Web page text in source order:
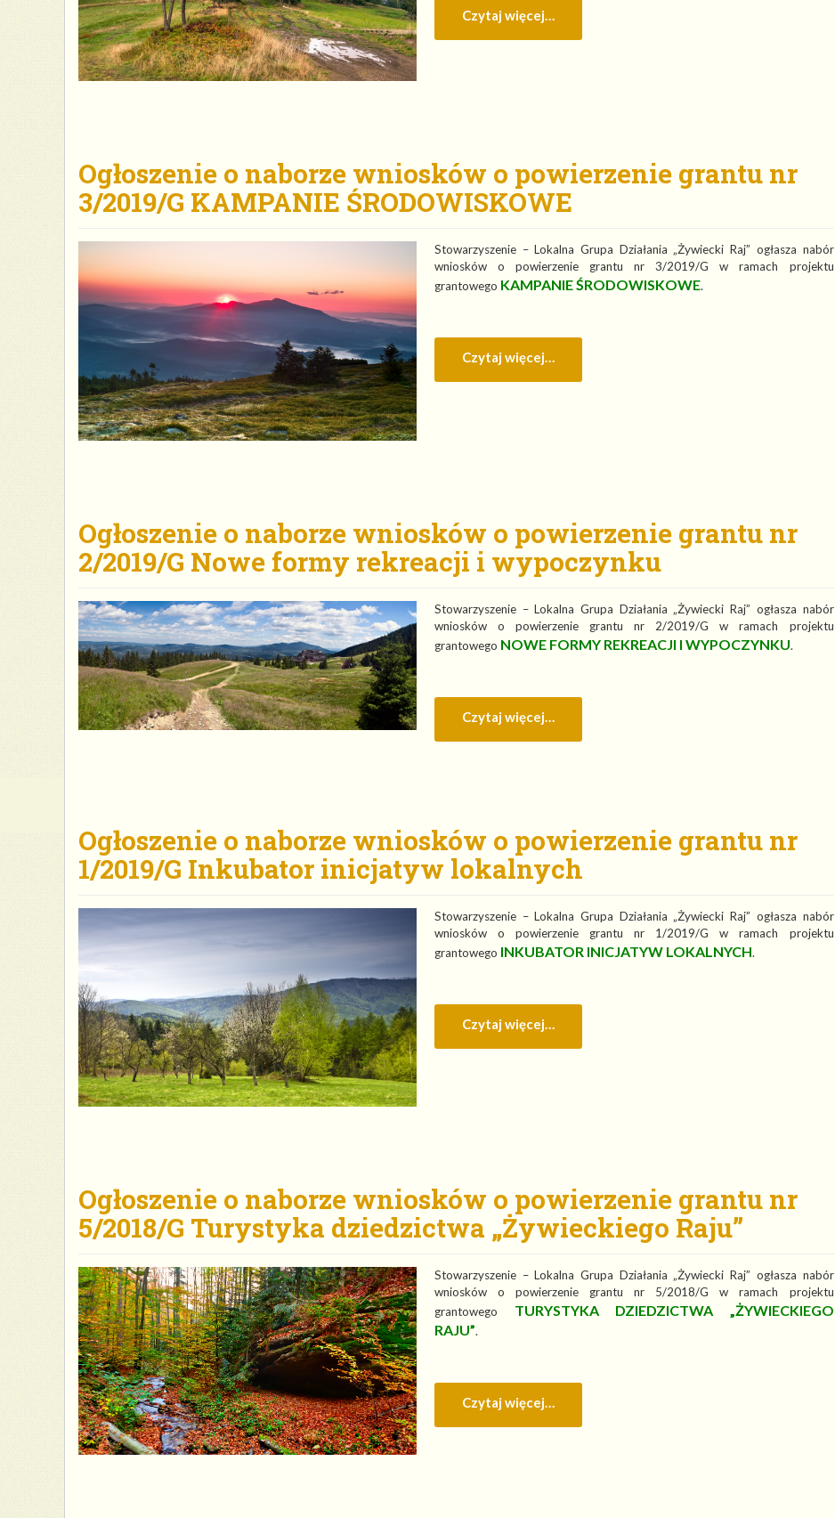
Czytaj więcej…
Ogłoszenie o naborze wniosków o powierzenie grantu nr
3/2019/G KAMPANIE ŚRODOWISKOWE
Stowarzyszenie – Lokalna Grupa Działania „Żywiecki Raj” ogłasza nabór
wniosków o powierzenie grantu nr 3/2019/G w ramach projektu
grantowego KAMPANIE ŚRODOWISKOWE.
Czytaj więcej…
Ogłoszenie o naborze wniosków o powierzenie grantu nr
2/2019/G Nowe formy rekreacji i wypoczynku
Stowarzyszenie – Lokalna Grupa Działania „Żywiecki Raj” ogłasza nabór
wniosków o powierzenie grantu nr 2/2019/G w ramach projektu
grantowego NOWE FORMY REKREACJI I WYPOCZYNKU.
Czytaj więcej…
Ogłoszenie o naborze wniosków o powierzenie grantu nr
1/2019/G Inkubator inicjatyw lokalnych
Stowarzyszenie – Lokalna Grupa Działania „Żywiecki Raj” ogłasza nabór
wniosków o powierzenie grantu nr 1/2019/G w ramach projektu
grantowego INKUBATOR INICJATYW LOKALNYCH.
Czytaj więcej…
Ogłoszenie o naborze wniosków o powierzenie grantu nr
5/2018/G Turystyka dziedzictwa „Żywieckiego Raju”
Stowarzyszenie – Lokalna Grupa Działania „Żywiecki Raj” ogłasza nabór
wniosków o powierzenie grantu nr 5/2018/G w ramach projektu
grantowego TURYSTYKA DZIEDZICTWA „ŻYWIECKIEGO
RAJU”.
Czytaj więcej…